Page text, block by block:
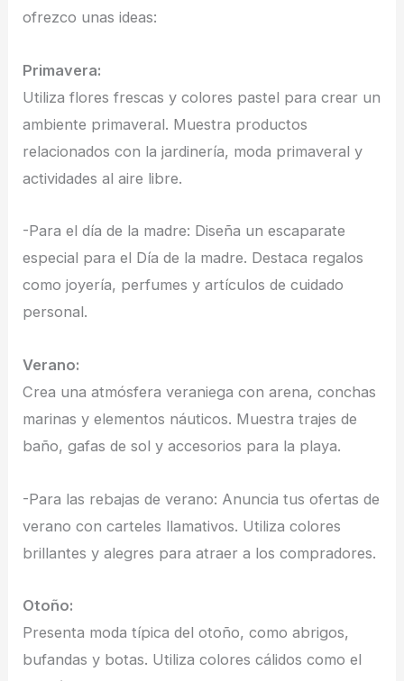
ofrezco unas ideas:
Primavera:
Utiliza flores frescas y colores pastel para crear un
ambiente primaveral. Muestra productos
relacionados con la jardinería, moda primaveral y
actividades al aire libre.
-Para el día de la madre: Diseña un escaparate
especial para el Día de la madre. Destaca regalos
como joyería, perfumes y artículos de cuidado
personal.
Verano:
Crea una atmósfera veraniega con arena, conchas
marinas y elementos náuticos. Muestra trajes de
baño, gafas de sol y accesorios para la playa.
-Para las rebajas de verano: Anuncia tus ofertas de
verano con carteles llamativos. Utiliza colores
brillantes y alegres para atraer a los compradores.
Otoño:
Presenta moda típica del otoño, como abrigos,
bufandas y botas. Utiliza colores cálidos como el